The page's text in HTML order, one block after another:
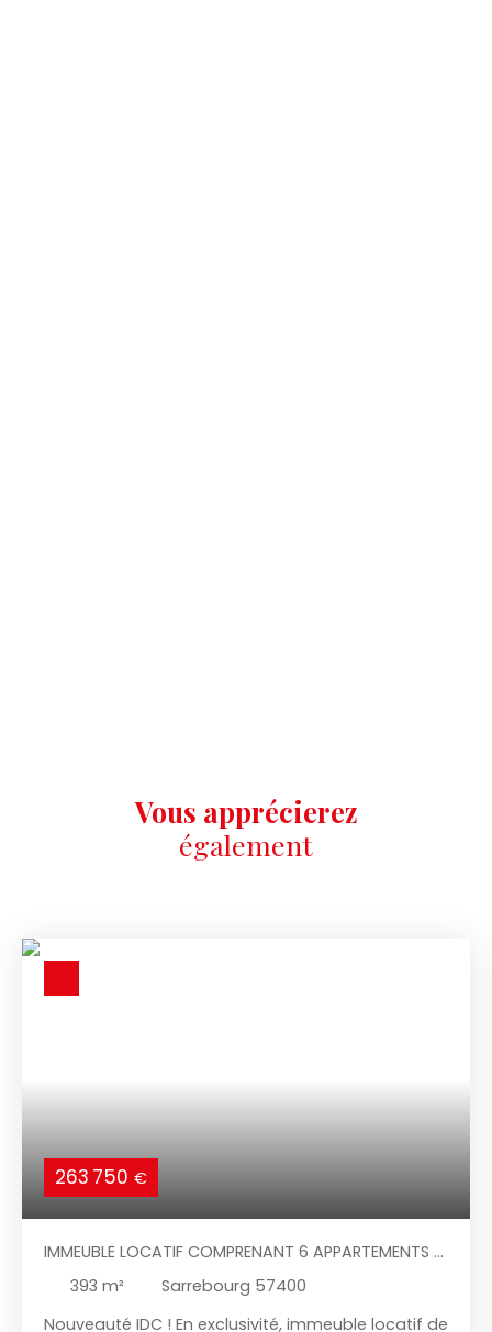
Vous apprécierez
également
263 750 €
IMMEUBLE LOCATIF COMPRENANT 6 APPARTEMENTS À
LORQUIN
393 m²
Sarrebourg 57400
Nouveauté IDC ! En exclusivité, immeuble locatif de